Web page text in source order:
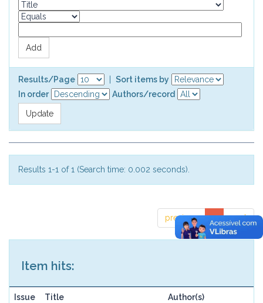
Results/Page
Sort items by
In order
Authors/record
Results 1-1 of 1 (Search time: 0.002 seconds).
previous 1 next
Item hits:
Issue
Title Author(s)